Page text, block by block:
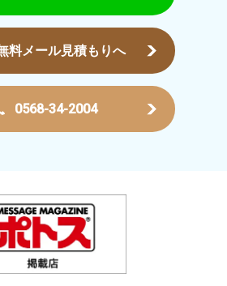
料メール見積もりへ
0568-34-2004